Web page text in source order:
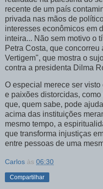
recente de um país
privada nas mãos de
interesses econômicos em
inteira... Não sem motivo o
Petra Costa, que
Vertigem", que mostra o
contra a presidenta Dilma
O especial merece ser
e paixões distorcidas,
que, quem sabe, pode
acima das instituições
mesmo tempo, a
que transforma injustiças
entre pessoas de uma
Carlos às 06:30
Compartilhar